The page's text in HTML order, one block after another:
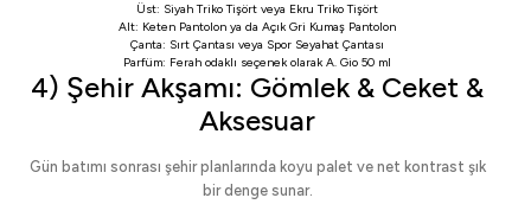
Üst: Siyah Triko Tişört veya Ekru Triko Tişört
Alt: Keten Pantolon ya da Açık Gri Kumaş Pantolon
Çanta: Sırt Çantası veya Spor Seyahat Çantası
Parfüm: Ferah odaklı seçenek olarak A. Gio 50 ml
4) Şehir Akşamı: Gömlek & Ceket &
Aksesuar
Gün batımı sonrası şehir planlarında koyu palet ve net kontrast şık
bir denge sunar.